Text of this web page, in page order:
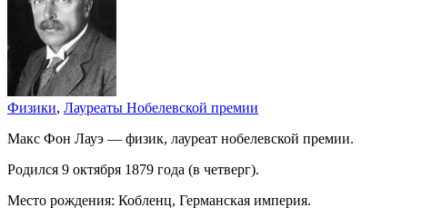
Физики, Лауреаты Нобелевской премии
Макс Фон Лауэ — физик, лауреат нобелевской премии.
Родился 9 октября 1879 года (в четверг).
Место рождения: Кобленц, Германская империя.